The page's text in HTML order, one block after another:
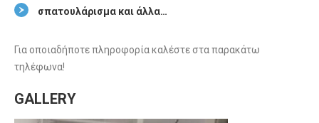
σπατουλάρισμα και άλλα…
Για οποιαδήποτε πληροφορία καλέστε στα παρακάτω
τηλέφωνα!
GALLERY